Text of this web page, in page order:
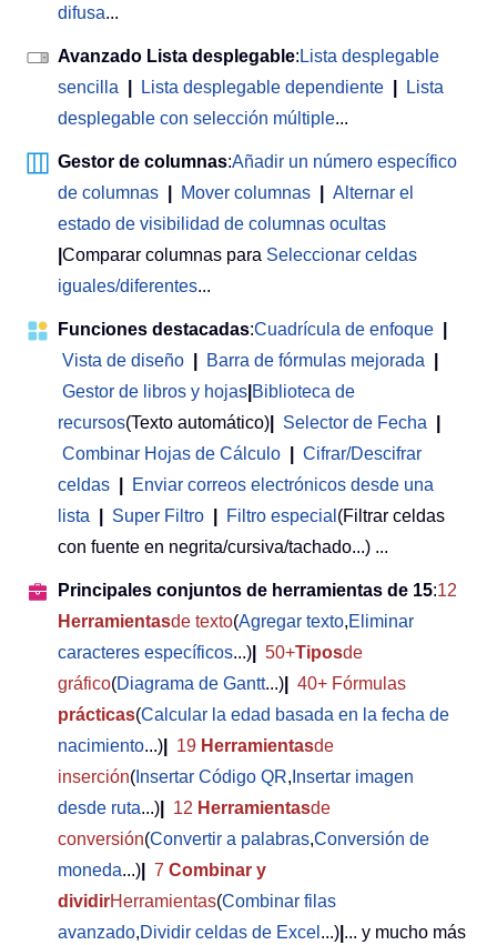
difusa...
Avanzado Lista desplegable: Lista desplegable
sencilla
Lista desplegable dependiente
Lista
desplegable con selección múltiple...
Gestor de columnas:Añadir un número específico
de columnas
Mover columnas
Alternar el
estado de visibilidad de columnas ocultas
Comparar columnas para Seleccionar celdas
iguales/diferentes...
Funciones destacadas:Cuadrícula de enfoque
Vista de diseño
Barra de fórmulas mejorada
Gestor de libros y hojas Biblioteca de
recursos(Texto automático) Selector de Fecha
Combinar Hojas de Cálculo
Cifrar/Descifrar
celdas
Enviar correos electrónicos desde una
lista
Super Filtro Filtro especial (Filtrar celdas
con fuente en negrita/cursiva/tachado...) ...
Principales conjuntos de herramientas de 15:12
Herramientasde texto(Agregar texto,Eliminar
caracteres específicos...) 50+Tiposde
gráfico(Diagrama de Gantt...)
40+ Fórmulas
prácticas(Calcular la edad basada en la fecha de
nacimiento...) 19 Herramientasde
inserción( Insertar Código QR, Insertar imagen
desde ruta...) 12 Herramientasde
conversión(Convertir a palabras,Conversión de
moneda...) 7 Combinar y
dividirHerramientas(Combinar filas
avanzado,Dividir celdas de Excel ...) ... y mucho más